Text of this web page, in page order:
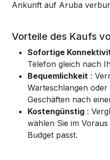
Ankunft auf Aruba
Vorteile des Kaufs
Sofortige
Telefon gleich nach
Bequemlichkeit :
Warteschlangen
Geschäften nach
Kostengünstig :
wählen Sie im
Budget passt.